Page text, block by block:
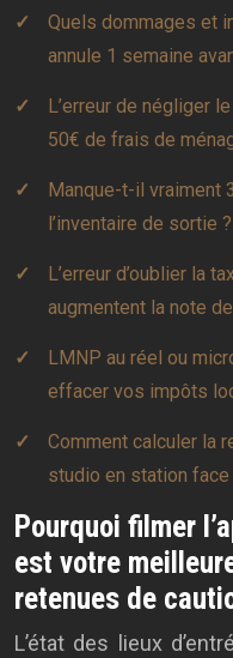
Quels dommages et
annule 1 semaine
L’erreur de négliger
50€ de frais de
Manque-t-il vraiment
l’inventaire de sortie ?
L’erreur d’oublier la
augmentent la note
LMNP au réel ou
effacer vos impôts
Comment calculer la
studio en station face
Pourquoi filmer
est votre
retenues de
L’état des lieux